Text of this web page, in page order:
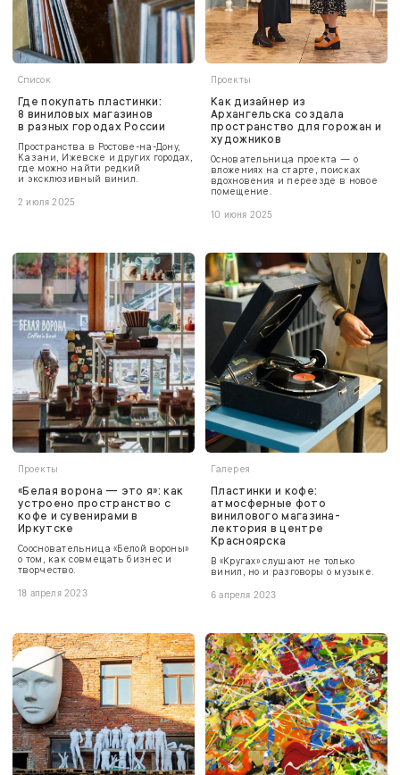
Список
Где покупать пластинки:
8 виниловых магазинов
в разных городах России
Пространства в Ростове-на-Дону,
Казани, Ижевске и других городах,
где можно найти редкий
и эксклюзивный винил.
2 июля 2025
Проекты
Как дизайнер из
Архангельска создала
пространство для горожан и
художников
Основательница проекта — о
вложениях на старте, поисках
вдохновения и переезде в новое
помещение.
10 июня 2025
Проекты
«Белая ворона — это я»: как
устроено пространство с
кофе и сувенирами в
Иркутске
Соосновательница «Белой вороны»
о том, как совмещать бизнес и
творчество.
18 апреля 2023
Галерея
Пластинки и кофе:
атмосферные фото
винилового магазина-
лектория в центре
Красноярска
В «Кругах» слушают не только
винил, но и разговоры о музыке.
6 апреля 2023